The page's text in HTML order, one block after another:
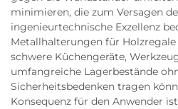
minimieren, die zum Versagen
ingenieurtechnische Exzellenz
Metallhalterungen für
schwere Küchengeräte,
umfangreiche Lagerbestände
Sicherheitsbedenken tragen
Konsequenz für den Anwender